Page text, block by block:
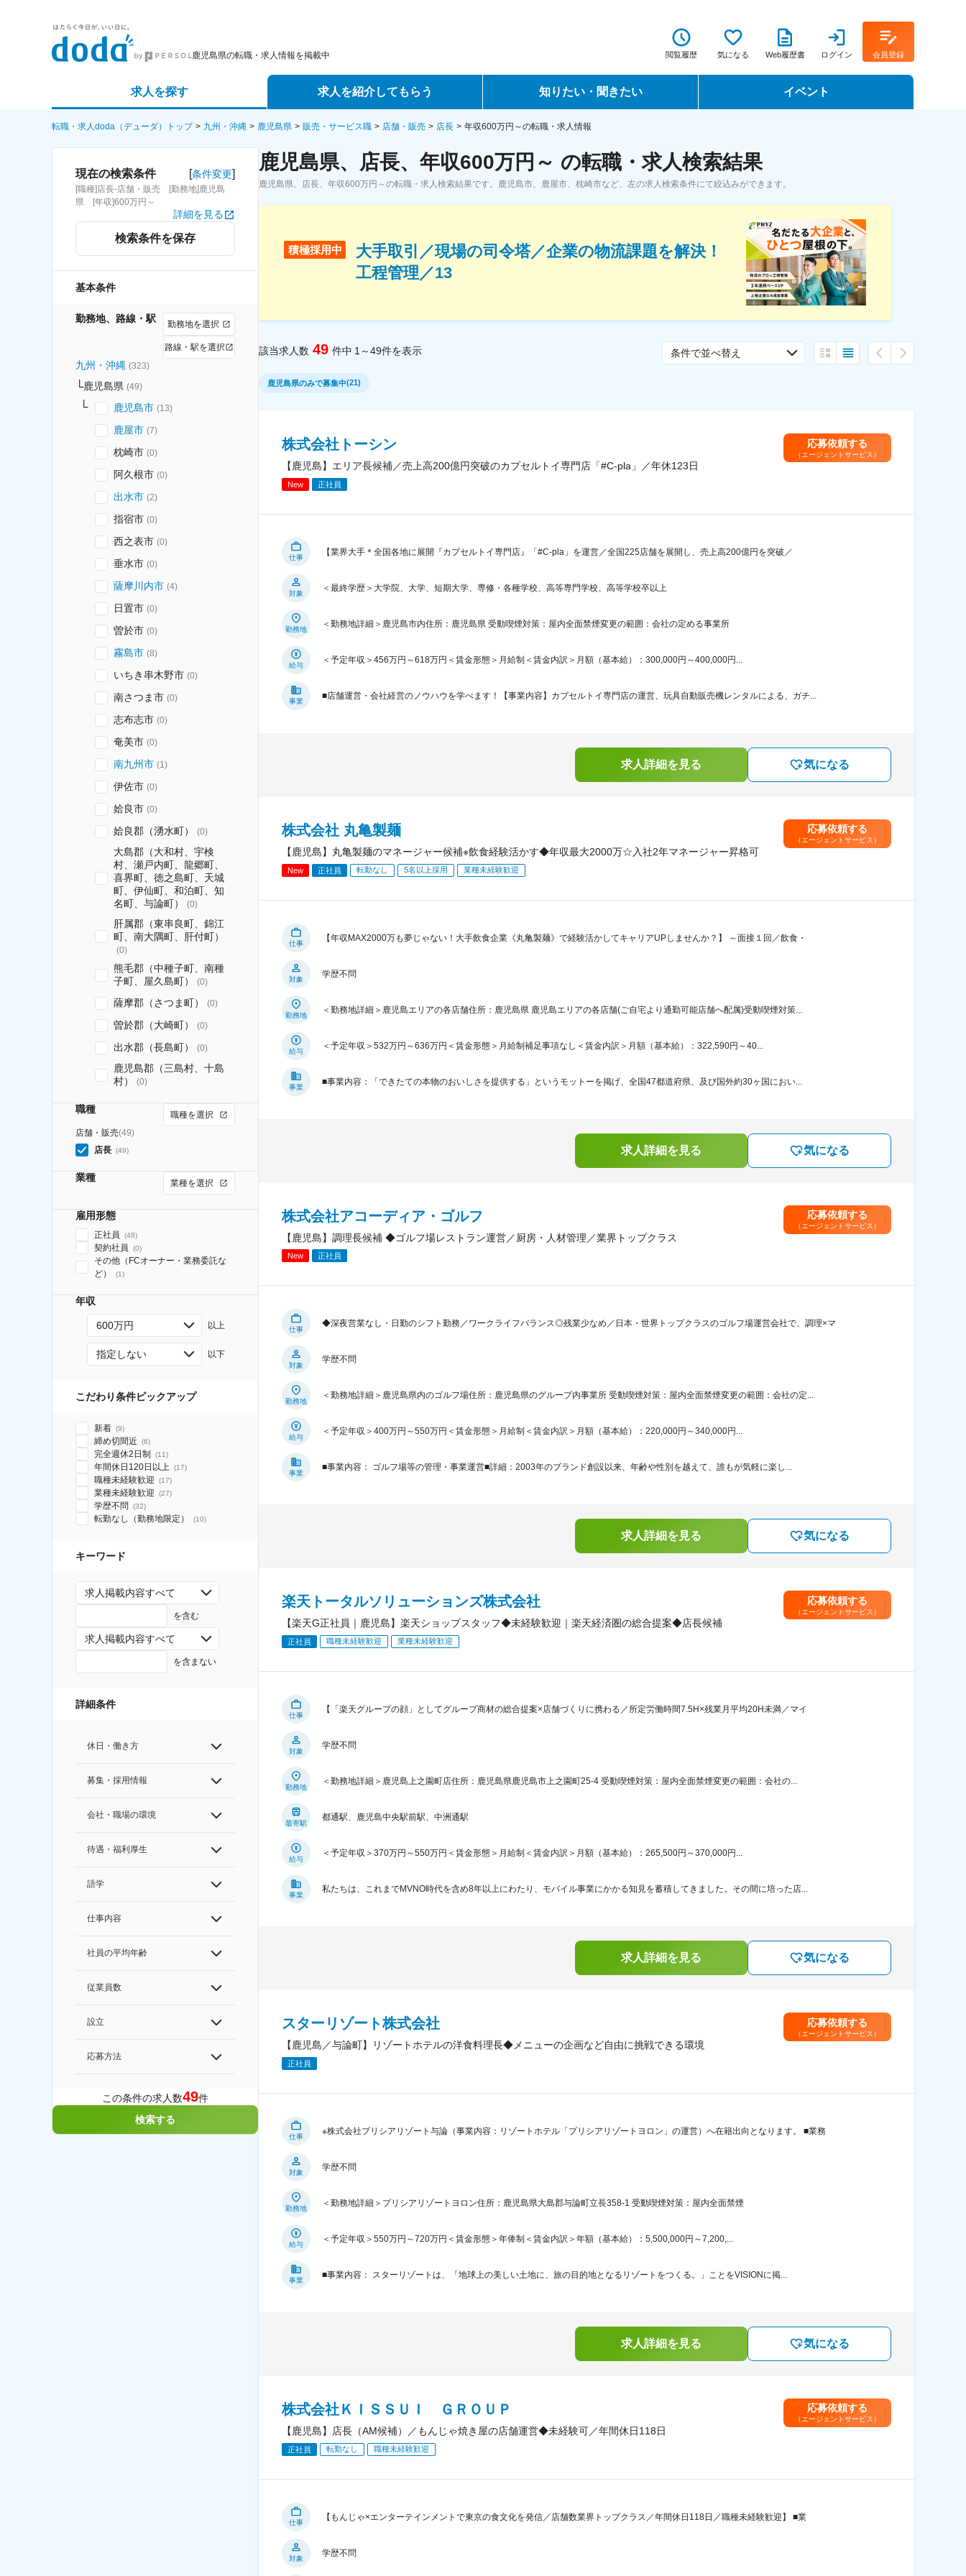
鹿児島県の転職・求人情報を掲載中 閲覧履歴 気になる Web履歴書 ログイン 会員登録
求人を探す
詳細条件から探す
求人特集から探す
求人を紹介してもらう
エージェントサービス
スカウトサービス
知りたい・聞きたい
転職ノウハウ
データで見る転職
イベント
転職フェア
転職・求人doda（デューダ）トップ 九州・沖縄 鹿児島県 販売・サービス職 店舗・販売 店長 年収600万円～の転職・求人情報
現在の検索条件 [条件変更]
[職種]店長-店舗・販売 [勤務地]鹿児島
県 [年収]600万円～
詳細を見る
検索条件を保存
基本条件
勤務地、路線・駅 勤務地を選択
路線・駅を選択
九州・沖縄 (323)
鹿児島県 (49)
鹿児島市 (13)
鹿屋市 (7)
枕崎市 (0)
阿久根市 (0)
出水市 (2)
指宿市 (0)
西之表市 (0)
垂水市 (0)
薩摩川内市 (4)
日置市 (0)
曽於市 (0)
霧島市 (8)
いちき串木野市 (0)
南さつま市 (0)
志布志市 (0)
奄美市 (0)
南九州市 (1 )
伊佐市 (0)
姶良市 (0)
姶良郡（湧水町） (0)
大島郡（大和村、宇検
村、瀬戸内町、龍郷町、
喜界町、徳之島町、天城
町、伊仙町、和泊町、知
名町、与論町）
(0)
肝属郡（東串良町、錦江
町、南大隅町、肝付町）
(0)
熊毛郡（中種子町、南種
子町、屋久島町）
(0)
薩摩郡（さつま町） (0)
曽於郡（大崎町） (0)
出水郡（長島町） (0)
鹿児島郡（三島村、十島
村）
(0)
職種
職種を選択
店舗・販売(49)
店長 (49)
業種 業種を選択
雇用形態
正社員 (48)
契約社員 (0)
その他（FCオーナー・業務委託な
ど）
(1)
年収
600万円 以上
指定しない 以下
こだわり条件ピックアップ
新着 (9)
締め切間近 (6)
完全週休2日制 (11)
年間休日120日以上 (17)
職種未経験歓迎 (17)
業種未経験歓迎 (27)
学歴不問 (32)
転勤なし（勤務地限定） (10)
キーワード
求人掲載内容すべて
を含む
求人掲載内容すべて
を含まない
詳細条件
休日・働き方
募集・採用情報
会社・職場の環境
待遇・福利厚生
語学
仕事内容
社員の平均年齢
従業員数
設立
応募方法
この条件の求人数49件
検索する
鹿児島県、店長、年収600万円～ の転職・求人検索結果
鹿児島県、店長、年収600万円～の転職・求人検索結果です。鹿児島市、鹿屋市、枕崎市など、左の求人検索条件にて絞込みができます。
積極採用中
大手取引／現場の司令塔／企業の物流課題を解決！
工程管理／13
該当求人数 49 件中 1～49件を表示 条件で並べ替え
鹿児島県のみで募集中(21)
株式会社トーシン
【鹿児島】エリア長候補／売上高200億円突破のカプセルトイ専門店「#C-pla」／年休123日
New 正社員
応募依頼する
（エージェントサービス）
仕事
【業界大手＊全国各地に展開『カプセルトイ専門店』「#C-pla」を運営／全国225店舗を展開し、売上高200億円を突破／
対象
＜最終学歴＞大学院、大学、短期大学、専修・各種学校、高等専門学校、高等学校卒以上
勤務地
＜勤務地詳細＞鹿児島市内住所：鹿児島県 受動喫煙対策：屋内全面禁煙変更の範囲：会社の定める事業所
給与
＜予定年収＞456万円～618万円＜賃金形態＞月給制＜賃金内訳＞月額（基本給）：300,000円～400,000円...
事業
■店舗運営・会社経営のノウハウを学べます！【事業内容】カプセルトイ専門店の運営、玩具自動販売機レンタルによる、ガチ...
求人詳細を見る 気になる
株式会社 丸亀製麺
【鹿児島】丸亀製麺のマネージャー候補※飲食経験活かす◆年収最大2000万☆入社2年マネージャー昇格可
New 正社員 転勤なし 5名以上採用 業種未経験歓迎
応募依頼する
（エージェントサービス）
仕事
【年収MAX2000万も夢じゃない！大手飲食企業《丸亀製麺》で経験活かしてキャリアUPしませんか？】 ～面接１回／飲食・
対象
学歴不問
勤務地
＜勤務地詳細＞鹿児島エリアの各店舗住所：鹿児島県 鹿児島エリアの各店舗(ご自宅より通勤可能店舗へ配属)受動喫煙対策...
給与
＜予定年収＞532万円～636万円＜賃金形態＞月給制補足事項なし＜賃金内訳＞月額（基本給）：322,590円～40...
事業
■事業内容：「できたての本物のおいしさを提供する」というモットーを掲げ、全国47都道府県、及び国外約30ヶ国におい...
求人詳細を見る 気になる
株式会社アコーディア・ゴルフ
【鹿児島】調理長候補 ◆ゴルフ場レストラン運営／厨房・人材管理／業界トップクラス
New 正社員
応募依頼する
（エージェントサービス）
仕事
◆深夜営業なし・日勤のシフト勤務／ワークライフバランス◎残業少なめ／日本・世界トップクラスのゴルフ場運営会社で、調理×マ
対象
学歴不問
勤務地
＜勤務地詳細＞鹿児島県内のゴルフ場住所：鹿児島県のグループ内事業所 受動喫煙対策：屋内全面禁煙変更の範囲：会社の定...
給与
＜予定年収＞400万円～550万円＜賃金形態＞月給制＜賃金内訳＞月額（基本給）：220,000円～340,000円...
事業
■事業内容： ゴルフ場等の管理・事業運営■詳細：2003年のブランド創設以来、年齢や性別を越えて、誰もが気軽に楽し...
求人詳細を見る 気になる
楽天トータルソリューションズ株式会社
【楽天G正社員｜鹿児島】楽天ショップスタッフ◆未経験歓迎｜楽天経済圏の総合提案◆店長候補
正社員 職種未経験歓迎 業種未経験歓迎
応募依頼する
（エージェントサービス）
仕事
【「楽天グループの顔」としてグループ商材の総合提案×店舗づくりに携わる／所定労働時間7.5H×残業月平均20H未満／マイ
対象
学歴不問
勤務地
＜勤務地詳細＞鹿児島上之園町店住所：鹿児島県鹿児島市上之園町25-4 受動喫煙対策：屋内全面禁煙変更の範囲：会社の...
最寄駅
都通駅、鹿児島中央駅前駅、中洲通駅
給与
＜予定年収＞370万円～550万円＜賃金形態＞月給制＜賃金内訳＞月額（基本給）：265,500円～370,000円...
事業
私たちは、これまでMVNO時代を含め8年以上にわたり、モバイル事業にかかる知見を蓄積してきました。その間に培った店...
求人詳細を見る 気になる
スターリゾート株式会社
【鹿児島／与論町】リゾートホテルの洋食料理長◆メニューの企画など自由に挑戦できる環境
正社員
応募依頼する
（エージェントサービス）
仕事
※株式会社プリシアリゾート与論（事業内容：リゾートホテル「プリシアリゾートヨロン」の運営）へ在籍出向となります。 ■業務
対象
学歴不問
勤務地
＜勤務地詳細＞プリシアリゾートヨロン住所：鹿児島県大島郡与論町立長358-1 受動喫煙対策：屋内全面禁煙
給与
＜予定年収＞550万円～720万円＜賃金形態＞年俸制＜賃金内訳＞年額（基本給）：5,500,000円～7,200,...
事業
■事業内容： スターリゾートは、「地球上の美しい土地に、旅の目的地となるリゾートをつくる。」ことをVISIONに掲...
求人詳細を見る 気になる
株式会社ＫＩＳＳＵＩ ＧＲＯＵＰ
【鹿児島】店長（AM候補）／もんじゃ焼き屋の店舗運営◆未経験可／年間休日118日
正社員 転勤なし 職種未経験歓迎
応募依頼する
（エージェントサービス）
仕事
【もんじゃ×エンターテインメントで東京の食文化を発信／店舗数業界トップクラス／年間休日118日／職種未経験歓迎】 ■業
対象
学歴不問